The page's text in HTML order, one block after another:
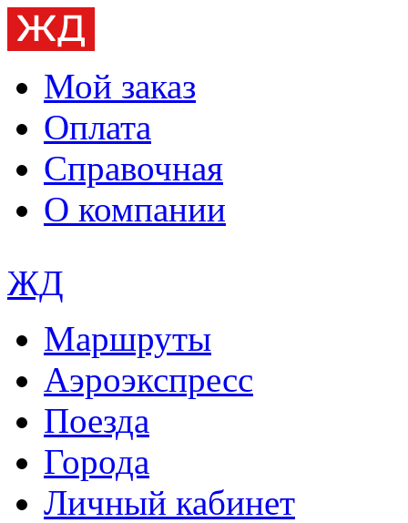
Мой заказ
Оплата
Справочная
О компании
ЖД
Маршруты
Аэроэкспресс
Поезда
Города
Личный кабинет